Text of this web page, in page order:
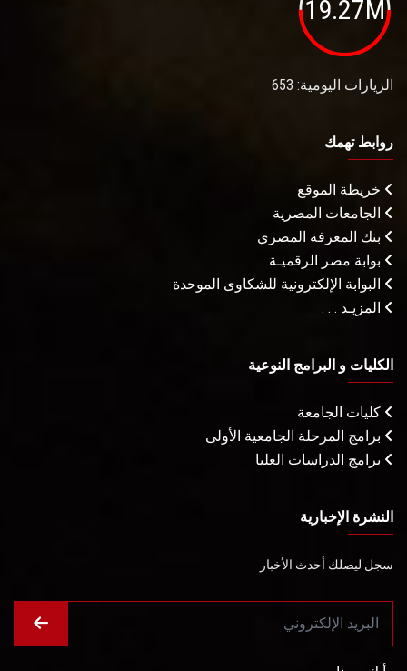
19.27M
الزيارات اليومية: 653
روابط تهمك
خريطة الموقع
الجامعات المصرية
بنك المعرفة المصري
بوابة مصر الرقميـة
البوابة الإلكترونية للشكاوى الموحدة
المزيـد . . .
الكليات و البرامج النوعية
كليات الجامعة
برامج المرحلة الجامعية الأولى
برامج الدراسات العليا
النشرة الإخبارية
سجل ليصلك أحدث الأخبار